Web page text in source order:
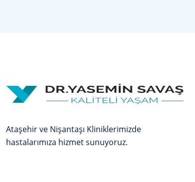
Ataşehir ve Nişantaşı Kliniklerimizde
hastalarımıza hizmet sunuyoruz.